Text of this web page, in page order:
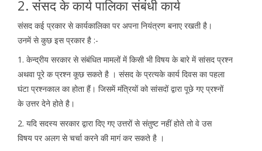
2. संसद के कार्य पालिका संबंधी कार्य
संसद कई प्रकार से कार्यकालिका पर अपना नियंत्रण बनाए रखती है।
उनमें से कुछ इस प्रकार है :-
1. केन्द्रीय सरकार से संबंधित मामलों में किसी भी विषय के बारे में सांसद प्रश्न
अथवा पूरे क प्रश्न कूछ सकते है । संसद के प्रत्यके कार्य दिवस का पहला
घंटा प्रश्नकाल का होता हैं। जिसमें मंत्रियों को सांसदों द्वारा पूछे गए प्रश्नों
के उत्तर देने होते है।
2. यदि सदस्य सरकार द्वारा दिए गए उत्तरों से संतुष्ट नहीं होते तो वे उस
विषय पर अलग से चर्चा करने की मागं कर सकते है ।